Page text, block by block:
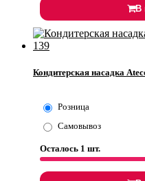
В
Кондитерская насадка
Розница
Самовывоз
Осталось 1 шт.